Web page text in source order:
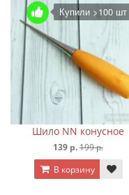
Купили >100 шт
Шило NN конусное
139 р.199 р.
В корзину